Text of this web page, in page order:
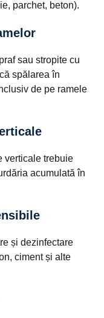
parchet, beton).
sau stropite cu
spălarea în
de pe ramele
verticale trebuie
acumulată în
și dezinfectare
ciment și alte